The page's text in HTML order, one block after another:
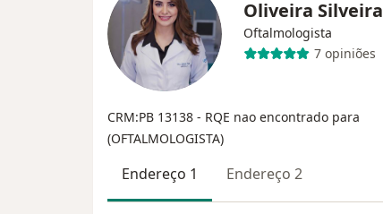
Oliveira Silveira
Oftalmologista
7 opiniões
CRM:PB 13138 - RQE nao encontrado para
(OFTALMOLOGISTA)
Endereço 1 Endereço 2